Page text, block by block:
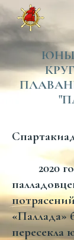
2020 год
«Паллада»